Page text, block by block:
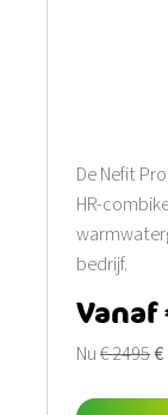
De Nefit
HR-
bedrijf.
Vanaf
Nu€ 2495€